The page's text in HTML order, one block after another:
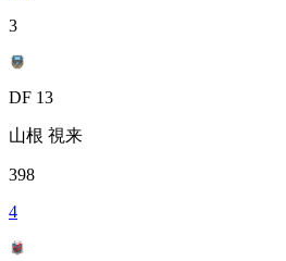
3
DF 13
山根 視来
398
4